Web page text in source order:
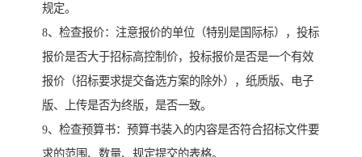
规定。
8、检查报价：注意报价的单位（特别是国际标），投标
报价是否大于招标高控制价，投标报价是否是一个有效
报价（招标要求提交备选方案的除外），纸质版、电子
版、上传是否为终版，是否一致。
9、检查预算书：预算书装入的内容是否符合招标文件要
求的范围、数量、规定提交的表格。